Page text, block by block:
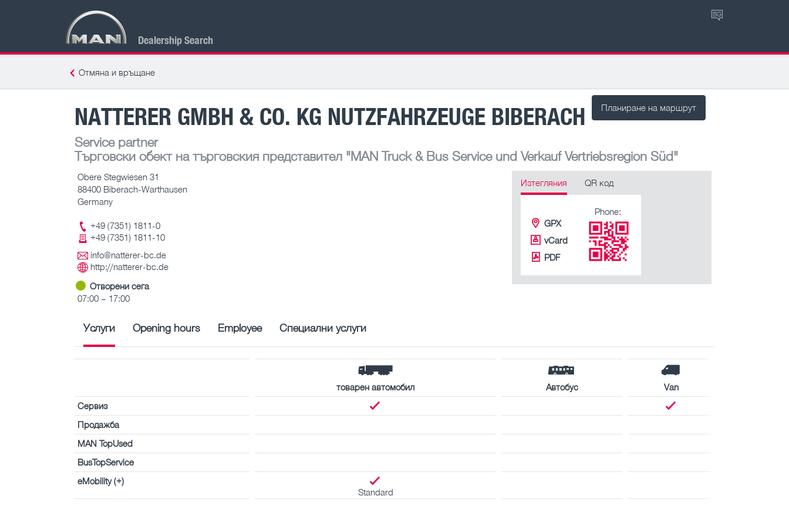
Dealership Search
BG
Отмяна и връщане
Планиране на маршрут
NATTERER GMBH & CO. KG NUTZFAHRZEUGE BIBERACH
Service partner
Търговски обект на търговския представител "MAN Truck & Bus Service und Verkauf Vertriebsregion Süd"
Obere Stegwiesen 31
88400 Biberach-Warthausen
Germany
+49 (7351) 1811-0
+49 (7351) 1811-10
info@natterer-bc.de
http://natterer-bc.de
Отворени сега
07:00 – 17:00
Изтегляния QR код
GPX
vCard
PDF
Phone:
Услуги Opening hours Employee Специални услуги
товарен автомобил Автобус
Van
Сервиз
Продажба
MAN TopUsed
BusTopService
eMobility (+)
Standard